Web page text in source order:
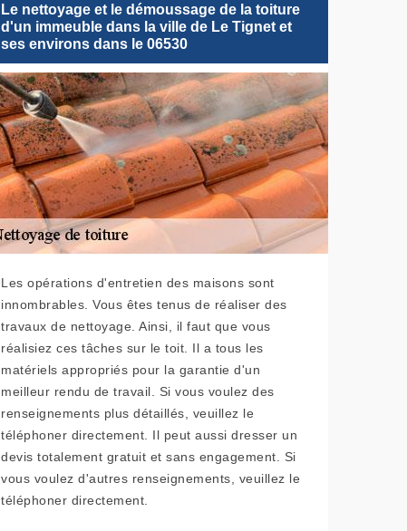
Le nettoyage et le démoussage de la toiture
d'un immeuble dans la ville de Le Tignet et
ses environs dans le 06530
Les opérations d'entretien des maisons sont
innombrables. Vous êtes tenus de réaliser des
travaux de nettoyage. Ainsi, il faut que vous
réalisiez ces tâches sur le toit. Il a tous les
matériels appropriés pour la garantie d'un
meilleur rendu de travail. Si vous voulez des
renseignements plus détaillés, veuillez le
téléphoner directement. Il peut aussi dresser un
devis totalement gratuit et sans engagement. Si
vous voulez d'autres renseignements, veuillez le
téléphoner directement.